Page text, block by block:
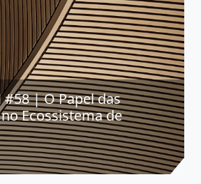
#58 | O Papel das
Ecossistema de